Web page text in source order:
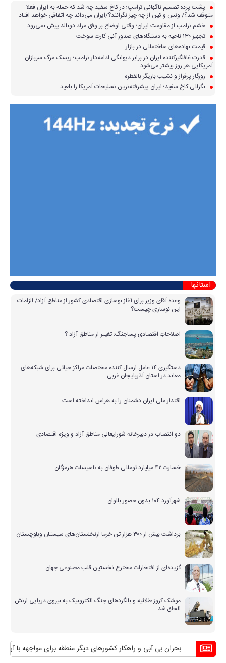
پشت پرده تصمیم ناگهانی ترامپ؛ در کاخ سفید چه شد که حمله به ایران فعلا
متوقف شد؟/ ونس و کین از چه چیز نگرانند؟/ایران می‌داند چه اتفاقی خواهد افتاد
خشم ترامپ از مقاومت ایران؛ وقتی اوضاع بر وفق مراد دونالد پیش نمی‌رود
تجهیز ۱۳۰ ناحیه به دستگاه‌های صدور آنی کارت سوخت
قیمت نهاده‌های ساختمانی در بازار
قدرت غافلگیرکننده ایران در برابر دیوانگی ادامه‌دار ترامپ؛ ریسک مرگ سربازان
آمریکایی هر روز بیشتر می‌شود
روزگار پرفراز و نشیب بازیگر بالفطره
نگرانی کاخ سفید؛ ایران پیشرفته‌ترین تسلیحات آمریکا را بلعید
استانها
وعده آقای وزیر برای آغاز نوسازی اقتصادی کشور از مناطق آزاد/ الزامات
این نوسازی چیست؟
اصلاحاتِ اقتصادی پساجنگ؛ تغییر از مناطق آزاد ؟
دستگیری ۱۴ عامل ارسال کننده مختصات مراکز حیاتی برای شبکه‌های
معاند در استان آذربایجان غربی
اقتدار ملی ایران دشمنان را به هراس انداخته است
دو انتصاب در دبیرخانه شورایعالی مناطق آزاد و ویژه اقتصادی
خسارت ۴۲ میلیارد تومانی طوفان به تاسیسات هرمزگان
شهرآورد ۱۰۴ بدون حضور بانوان
برداشت بیش از ۳۰۰ هزار تن خرما ازنخلستان‌های سیستان وبلوچستان
گزیده‌ای از افتخارات مخترع نخستین قلب مصنوعی جهان
موشک کروز طلائیه و بالگردهای جنگ الکترونیک به نیروی دریایی ارتش
الحاق شد
بحران بی آبی و راهکار کشورهای دیگر منطقه برای مواجهه با آن